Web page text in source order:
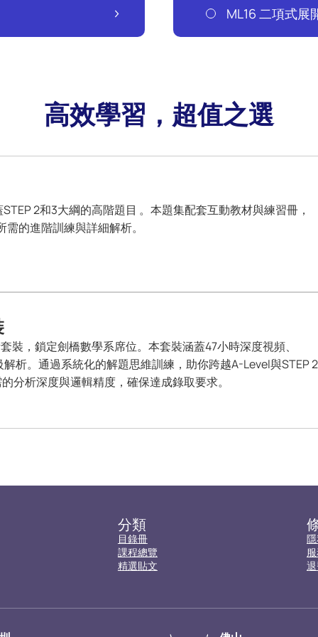
ML16 二項式展
高效學習，超值之選
2和3大綱的高階題目 。本題集配套互動教材與練習冊，
的進階訓練與詳細解析。
裝，鎖定劍橋數學系席位。本套裝涵蓋47小時深度視頻、
析。通過系統化的解題思維訓練，助你跨越A-Level與STEP 2
分析深度與邏輯精度，確保達成錄取要求。
分類
目錄冊
課程總覽
精選貼文